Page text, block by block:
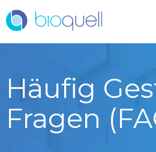
Häufig
Fragen